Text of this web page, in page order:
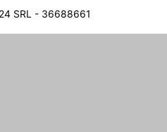
SRL - 36688661